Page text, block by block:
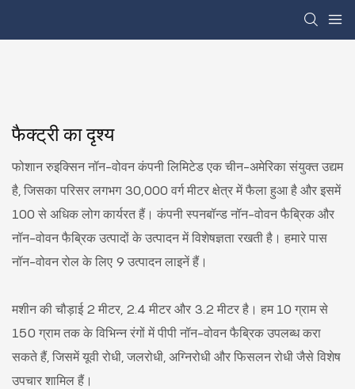
फैक्ट्री का दृश्य
फोशान रुइक्सिन नॉन-वोवन कंपनी लिमिटेड एक चीन-अमेरिका संयुक्त उद्यम
है, जिसका परिसर लगभग 30,000 वर्ग मीटर क्षेत्र में फैला हुआ है और इसमें
100 से अधिक लोग कार्यरत हैं। कंपनी स्पनबॉन्ड नॉन-वोवन फैब्रिक और
नॉन-वोवन फैब्रिक उत्पादों के उत्पादन में विशेषज्ञता रखती है। हमारे पास
नॉन-वोवन रोल के लिए 9 उत्पादन लाइनें हैं।
मशीन की चौड़ाई 2 मीटर, 2.4 मीटर और 3.2 मीटर है। हम 10 ग्राम से
150 ग्राम तक के विभिन्न रंगों में पीपी नॉन-वोवन फैब्रिक उपलब्ध करा
सकते हैं, जिसमें यूवी रोधी, जलरोधी, अग्निरोधी और फिसलन रोधी जैसे विशेष
उपचार शामिल हैं।